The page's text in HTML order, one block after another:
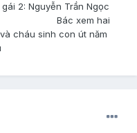
2: Nguyễn Trần Ngọc
Kim Bác xem hai
cháu sinh con út năm